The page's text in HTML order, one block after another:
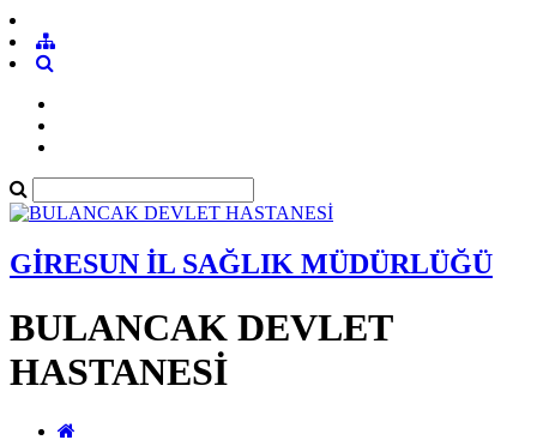
GİRESUN İL SAĞLIK MÜDÜRLÜĞÜ
BULANCAK DEVLET
HASTANESİ